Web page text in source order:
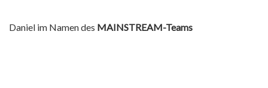
Daniel im Namen des MAINSTREAM-Teams